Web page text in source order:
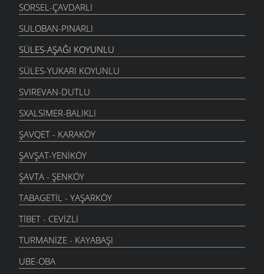
SORSEL-ÇAVDARLI
SULOBAN-PINARLI
SÜLES-AŞAĞI KOYUNLU
SÜLES-YUKARI KOYUNLU
SVIREVAN-DUTLU
SXALSIMER-BALIKLI
ŞAVQET - KARAKÖY
ŞAVŞAT-YENIKÖY
ŞAVTA - ŞENKÖY
TABAGETIL - YAŞARKÖY
TIBET - CEVIZLI
TURMANIZE - KAYABAŞI
UBE-OBA